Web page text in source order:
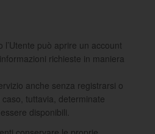
l’Utente può aprire un account
richieste in maniera
anche senza registrarsi o
tuttavia, determinate
disponibili.